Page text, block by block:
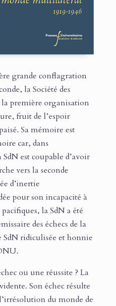
grande conflagration
la Société des
première organisation
fruit de l’espoir
Sa mémoire est
car, dans
est coupable d’avoir
vers la seconde
d’inertie
pour son incapacité à
la SdN a été
des échecs de la
SdN ridiculisée et honnie
ou une réussite ? La
Son échec résulte
du monde de